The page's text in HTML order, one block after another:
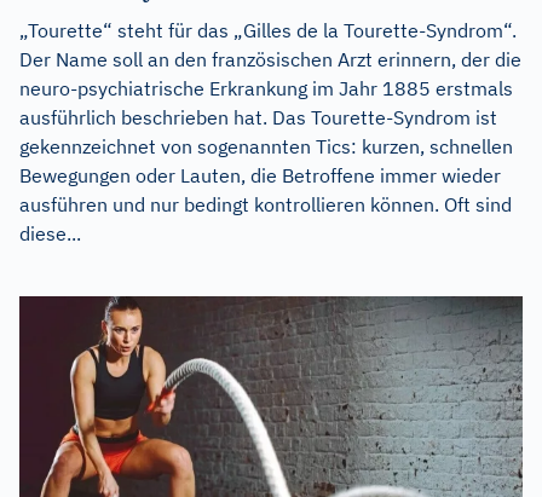
„Tourette“ steht für das „Gilles de la Tourette-Syndrom“.
Der Name soll an den französischen Arzt erinnern, der die
neuro-psychiatrische Erkrankung im Jahr 1885 erstmals
ausführlich beschrieben hat. Das Tourette-Syndrom ist
gekennzeichnet von sogenannten Tics: kurzen, schnellen
Bewegungen oder Lauten, die Betroffene immer wieder
ausführen und nur bedingt kontrollieren können. Oft sind
diese...